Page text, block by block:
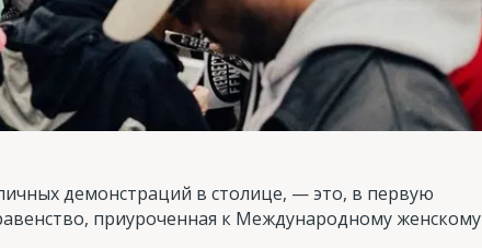
демонстраций в столице, — это, в первую
приуроченная к Международному женскому